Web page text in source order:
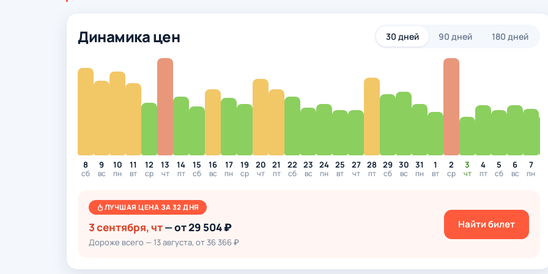
Динамика цен 30 дней 90 дней 180 дней
8
сб
9
вс
10
пн
11
вт
12
ср
13
чт
14
пт
15
сб
16
вс
17
пн
19
ср
20
чт
21
пт
22
сб
23
вс
24
пн
25
вт
27
чт
28
пт
29
сб
30
вс
31
пн
1
вт
2
ср
3
чт
4
пт
5
сб
6
вс
7
пн
ЛУЧШАЯ ЦЕНА ЗА 32 ДНЯ
3 сентября, чт— от 29 504 ₽
Дороже всего — 13 августа, от 36 366 ₽
Найти билет